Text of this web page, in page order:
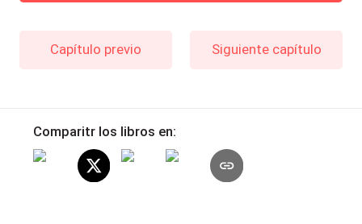
Capítulo previo Siguiente capítulo
Comparitr los libros en: